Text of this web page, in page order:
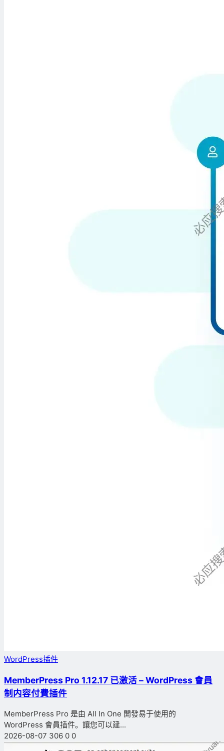
WordPress插件
MemberPress Pro 1.12.17 已激活 – WordPress 會員
制内容付費插件
MemberPress Pro 是由 All In One 開發易于使用的
WordPress 會員插件。讓您可以建...
2026-08-07 306 0 0